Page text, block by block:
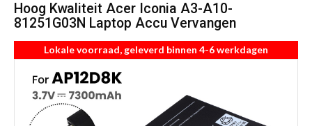
Hoog Kwaliteit Acer Iconia A3-A10-
81251G03N Laptop Accu Vervangen
Lokale voorraad, geleverd binnen 4-6 werkdagen